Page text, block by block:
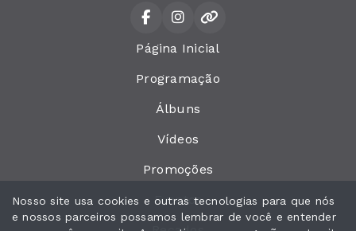
Página Inicial
Programação
Álbuns
Vídeos
Promoções
Eventos
Nosso site usa cookies e outras tecnologias para que nós
e nossos parceiros possamos lembrar de você e entender